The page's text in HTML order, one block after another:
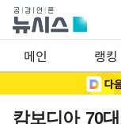
메인 랭킹
캄보디아 70